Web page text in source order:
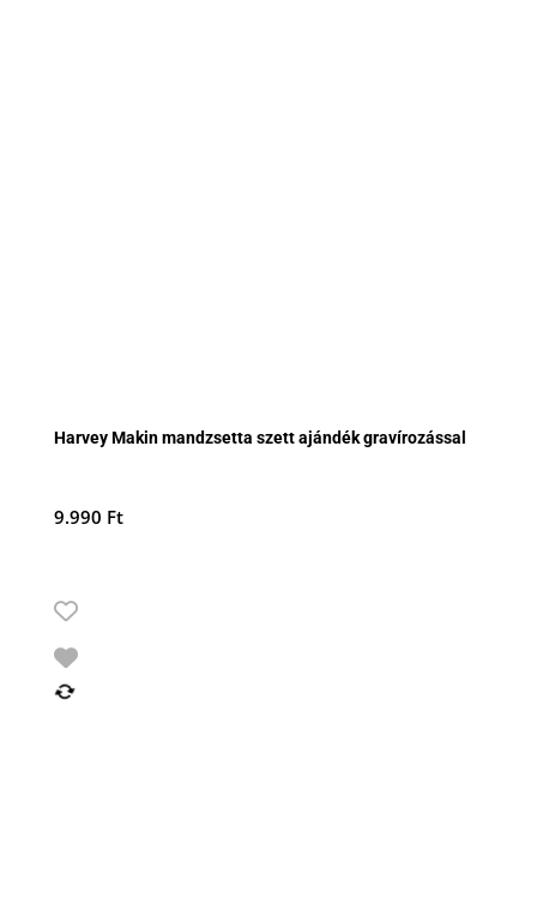
Harvey Makin mandzsetta szett ajándék gravírozással
9.990 Ft